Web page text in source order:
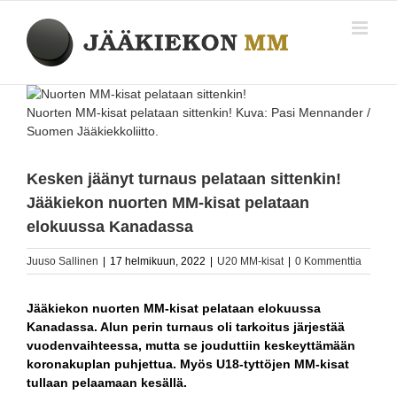
content
Katso
kuvaa
isompana
Nuorten MM-kisat pelataan sittenkin! Kuva: Pasi Mennander /
Suomen Jääkiekkoliitto.
Kesken jäänyt turnaus pelataan sittenkin!
Jääkiekon nuorten MM-kisat pelataan
elokuussa Kanadassa
Juuso Sallinen 17 helmikuun, 2022 U20 MM-kisat 0 Kommenttia
Jääkiekon nuorten MM-kisat pelataan elokuussa
Kanadassa. Alun perin turnaus oli tarkoitus järjestää
vuodenvaihteessa, mutta se jouduttiin keskeyttämään
koronakuplan puhjettua. Myös U18-tyttöjen MM-kisat
tullaan pelaamaan kesällä.